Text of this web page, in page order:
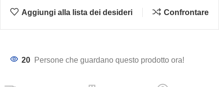
Aggiungi alla lista dei desideri Confrontare
20 Persone che guardano questo prodotto ora!